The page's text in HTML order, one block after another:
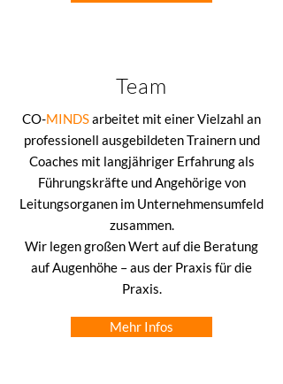
Team
CO-MINDSarbeitet mit einer Vielzahl an
professionell ausgebildeten Trainern und
Coaches mit langjähriger Erfahrung als
Führungskräfte und Angehörige von
Leitungsorganen im Unternehmensumfeld
zusammen.
Wir legen großen Wert auf die Beratung
auf Augenhöhe – aus der Praxis für die
Praxis.
Mehr Infos